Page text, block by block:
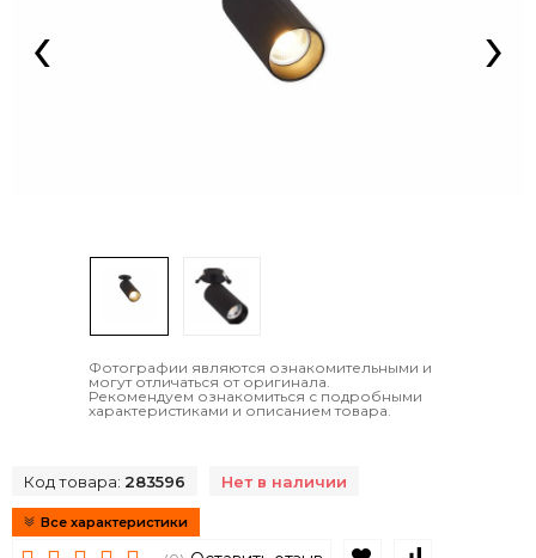
‹ ›
Фотографии являются ознакомительными и
могут отличаться от оригинала.
Рекомендуем ознакомиться с подробными
характеристиками и описанием товара.
Код товара: 283596 Нет в наличии
Все характеристики